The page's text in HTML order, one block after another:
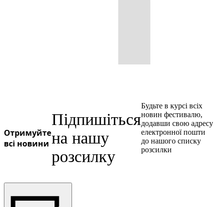
Отримуйте
всі новини
Підпишіться
на нашу
розсилку
Будьте в курсі всіх
новин фестивалю,
додавши свою адресу
електронної пошти
до нашого списку
розсилки